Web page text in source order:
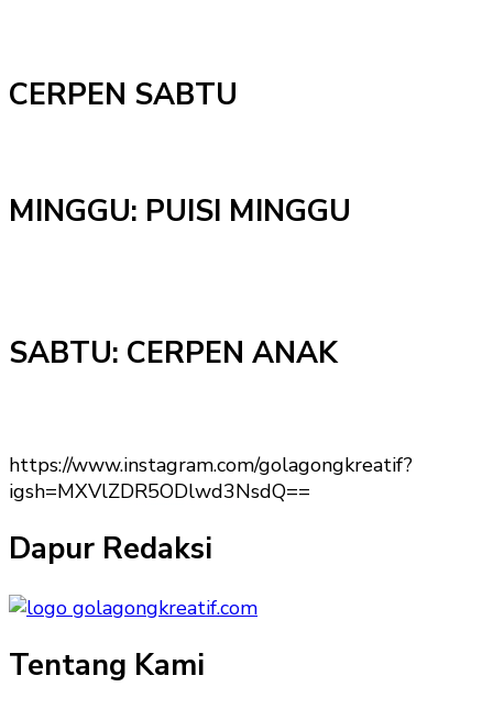
CERPEN SABTU
MINGGU: PUISI MINGGU
SABTU: CERPEN ANAK
https://www.instagram.com/golagongkreatif?
igsh=MXVlZDR5ODlwd3NsdQ==
Dapur Redaksi
Tentang Kami